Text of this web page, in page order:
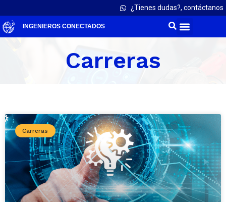
¿Tienes dudas?, contáctanos
INGENIEROS CONECTADOS
Carreras
Carreras